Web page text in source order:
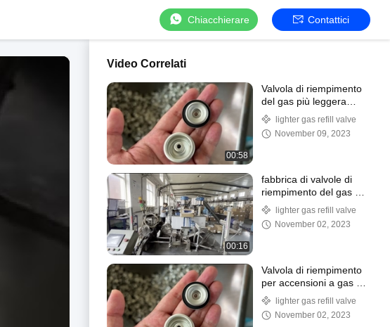
Chiacchierare Contattici
Video Correlati
00:58
Valvola di riempimento
del gas più leggera
Valvola di gas più
leggera Valvola di gas
più leggera
lighter gas refill valve
November 09, 2023
00:16
fabbrica di valvole di
riempimento del gas per
accendini
lighter gas refill valve
November 02, 2023
Valvola di riempimento
per accensioni a gas di
plastica con tazza di
montaggio in latta
laccata trasparente
lighter gas refill valve
November 02, 2023